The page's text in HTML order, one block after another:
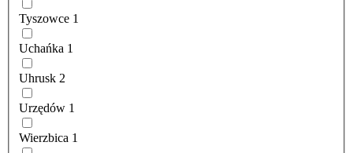
Tyszowce 1
Uchańka 1
Uhrusk 2
Urzędów 1
Wierzbica 1